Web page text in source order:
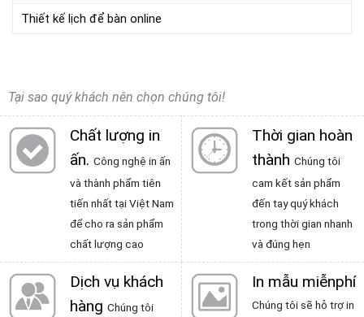
Thiết kế lịch để bàn online
Tại sao quý khách nên chọn chúng tôi!
Chất lượng in
ấn. Công nghệ in ấn
và thành phẩm tiên
tiến nhất tại Việt Nam
để cho ra sản phẩm
chất lượng cao
Thời gian hoàn
thành Chúng tôi
cam kết sản phẩm
đến tay quý khách
trong thời gian nhanh
và đúng hẹn
Dịch vụ khách
hàng Chúng tôi
In mẫu miễnphí
Chúng tôi sẽ hỗ trợ in